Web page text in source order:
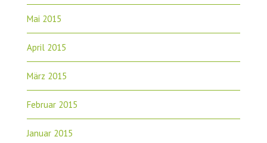
Mai 2015
April 2015
März 2015
Februar 2015
Januar 2015